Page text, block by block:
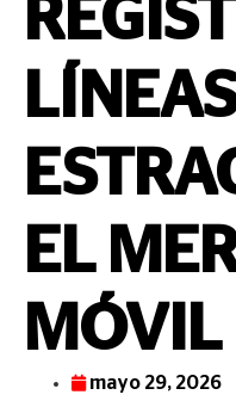
EL
MÓVIL
mayo 29, 2026